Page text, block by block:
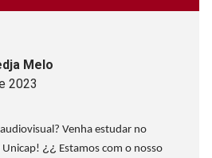
Melo
2023
Venha estudar no
Unicap! ¿¿ Estamos com o nosso